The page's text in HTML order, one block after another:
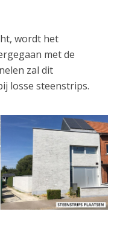
wordt het
met de
zal dit
losse steenstrips.